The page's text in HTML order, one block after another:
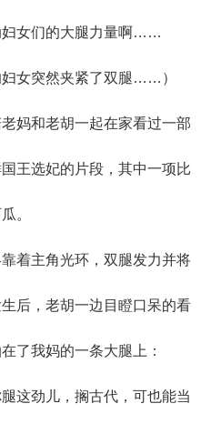
女们的大腿力量啊……
妇女突然夹紧了双腿……）
和老胡一起在家看过一部
王选妃的片段，其中一项比
。
主角光环，双腿发力并将
后，老胡一边目瞪口呆的看
了我妈的一条大腿上：
劲儿，搁古代，可也能当